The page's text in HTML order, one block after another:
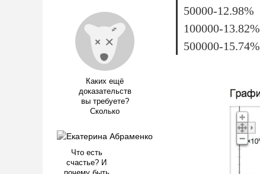
50000-12.98%
100000-13.82%
500000-15.74%
Каких ещё
доказательств
вы требуете?
Сколько
Что есть
счастье? И